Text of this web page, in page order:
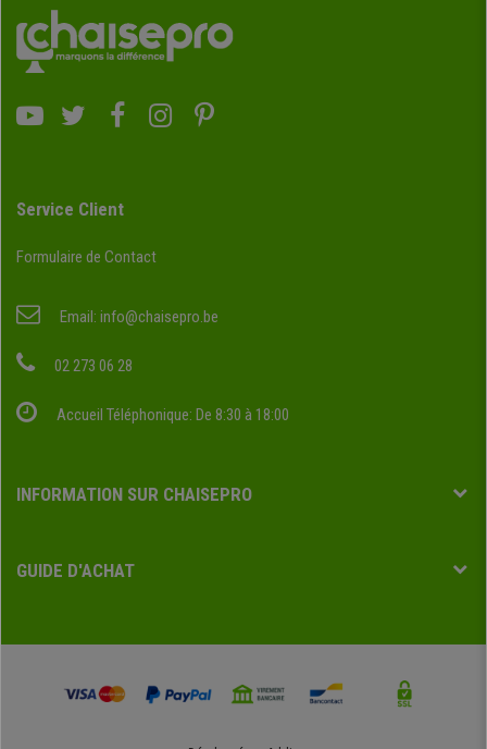
Service Client
Formulaire de Contact
Email: info@chaisepro.be
02 273 06 28
Accueil Téléphonique: De 8:30 à 18:00
INFORMATION SUR CHAISEPRO
GUIDE D'ACHAT